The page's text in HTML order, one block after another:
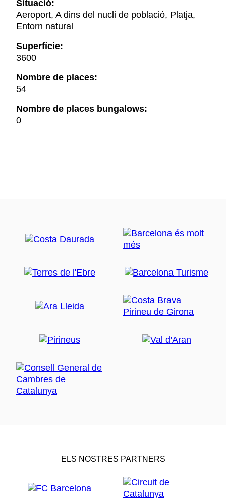
Situació:
Aeroport, A dins del nucli de població, Platja,
Entorn natural
Superfície:
3600
Nombre de places:
54
Nombre de places bungalows:
0
ELS NOSTRES PARTNERS